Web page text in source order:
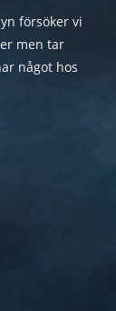
försöker vi
men tar
något hos